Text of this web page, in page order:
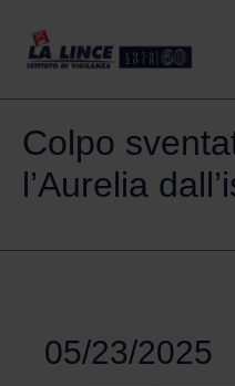
Colpo
l’Aurelia
05/23/2025